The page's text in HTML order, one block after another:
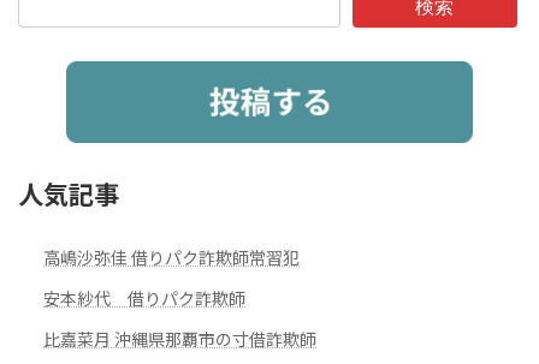
検索
人気記事
高嶋沙弥佳 借りパク詐欺師常習犯
安本紗代 借りパク詐欺師
比嘉菜月 沖縄県那覇市の寸借詐欺師